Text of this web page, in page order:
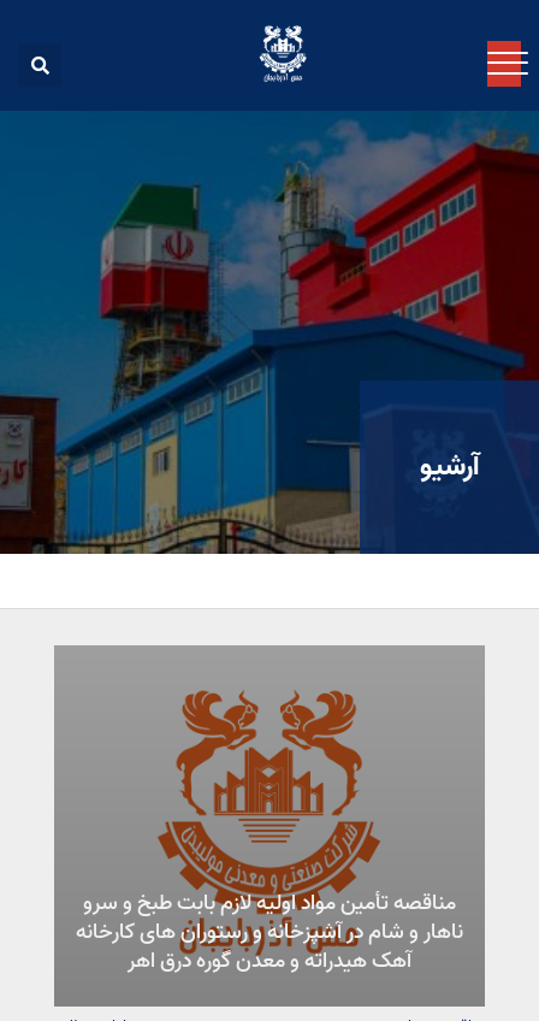
آرشیو
مناقصه تأمین مواد اولیه لازم بابت طبخ و سرو
ناهار و شام در آشپزخانه و رستوران های کارخانه
آهک هیدراته و معدن گوره درق اهر